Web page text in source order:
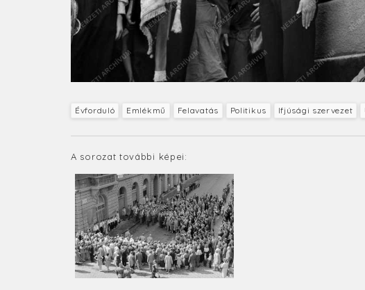
Évforduló Emlékmű Felavatás Politikus Ifjúsági szervezet
A sorozat további képei: